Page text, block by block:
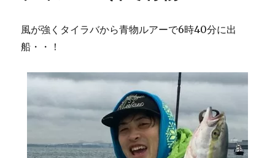
風が強くタイラバから青物ルアーで6時40分に出
船・・！